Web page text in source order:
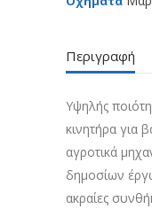
Περιγραφή
Υψηλής
κινητήρα για
αγροτικά
δημοσίων
ακραίες